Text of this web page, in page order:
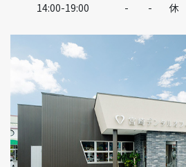
14:00-19:00
- - 休